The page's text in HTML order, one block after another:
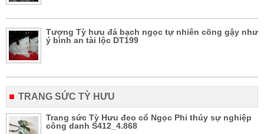
Tượng Tỳ hưu đá bạch ngọc tự nhiên cõng gậy như
ý bình an tài lộc DT199
TRANG SỨC TỲ HƯU
Trang sức Tỳ Hưu đeo cổ Ngọc Phỉ thúy sự nghiệp
công danh S412_4.868